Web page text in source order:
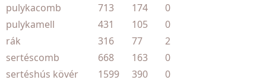
pulykacomb
713 174
0
pulykamell
431 105
0
rák
316 77
2
sertéscomb
668 163
0
sertéshús kövér
1599 390
0